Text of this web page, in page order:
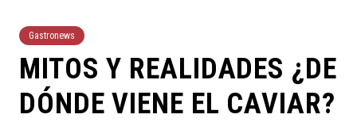
Gastronews
MITOS Y REALIDADES ¿DE
DÓNDE VIENE EL CAVIAR?